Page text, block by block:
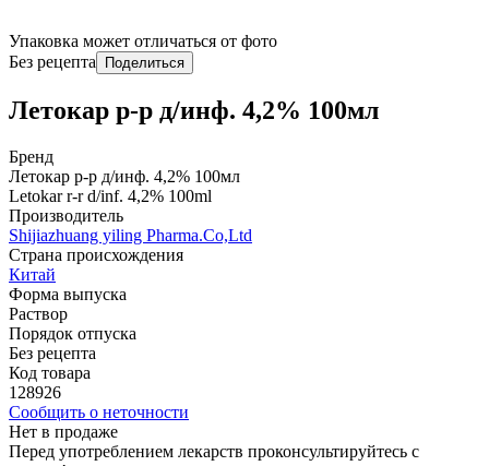
Упаковка может отличаться от фото
Без рецепта
Поделиться
Летокар р-р д/инф. 4,2% 100мл
Бренд
Летокар р-р д/инф. 4,2% 100мл
Letokar r-r d/inf. 4,2% 100ml
Производитель
Shijiazhuang yiling Pharma.Co,Ltd
Страна происхождения
Китай
Форма выпуска
Раствор
Порядок отпуска
Без рецепта
Код товара
128926
Сообщить о неточности
Нет в продаже
Перед употреблением лекарств проконсультируйтесь с